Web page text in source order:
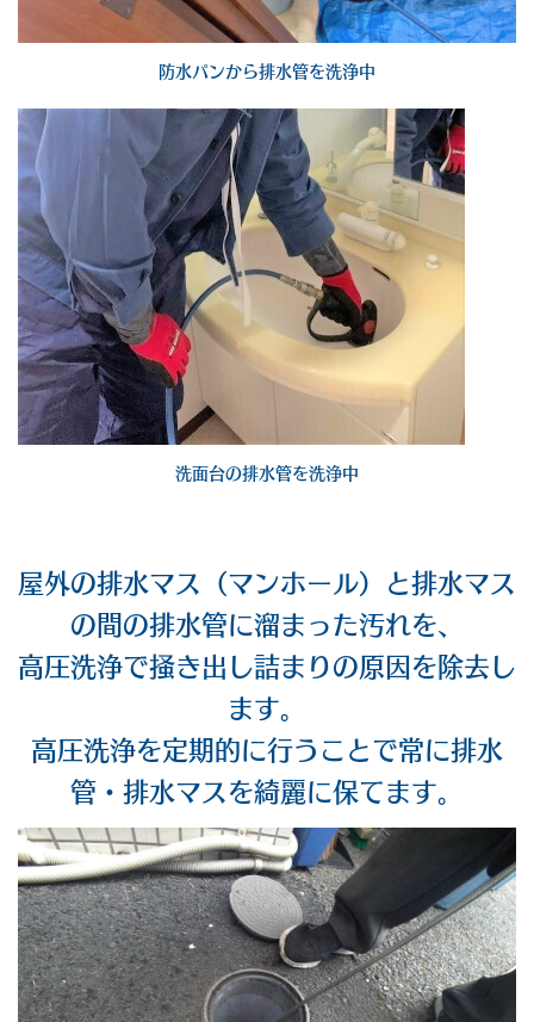
防水パンから排水管を洗浄中
洗面台の排水管を洗浄中
屋外の排水マス（マンホール）と排水マス
の間の排水管に溜まった汚れを、
高圧洗浄で掻き出し詰まりの原因を除去し
ます。
高圧洗浄を定期的に行うことで常に排水
管・排水マスを綺麗に保てます。